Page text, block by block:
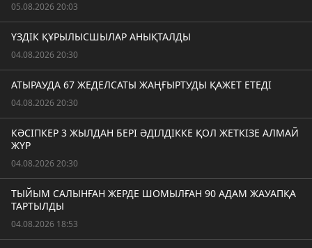
05.08.2026 20:03
ҮЗДІК ҚҰРЫЛЫСШЫЛАР АНЫҚТАЛДЫ
04.08.2026 20:30
АТЫРАУДА 67 ЖЕДЕЛСАТЫ ЖАҢҒЫРТУДЫ ҚАЖЕТ ЕТЕДІ
04.08.2026 20:30
КӘСІПКЕР 3 ЖЫЛДАН БЕРІ ӘДІЛДІККЕ ҚОЛ ЖЕТКІЗЕ АЛМАЙ
ЖҮР
04.08.2026 20:30
ТЫЙЫМ САЛЫНҒАН ЖЕРДЕ ШОМЫЛҒАН 90 АДАМ ЖАУАПҚА
ТАРТЫЛДЫ
04.08.2026 18:53